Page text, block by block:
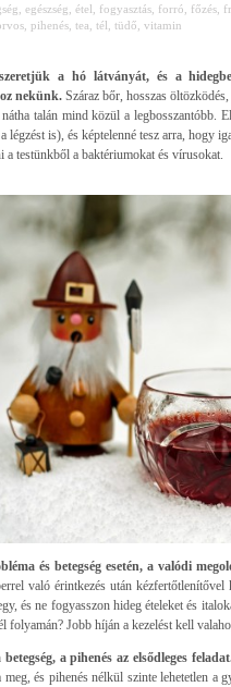
egészség étel fogyasztás, forró főzés,
, pihenés, tea tél tüdő vitamin
a hó látványát, és a
nekünk.Száraz bőr, hosszas
talán mind közül a legbosszantóbb.
légzést is), és képtelenné tesz arra, hogy
a testünkből a baktériumokat és vírusokat.
és betegség esetén, a valódi
való érintkezés után
és ne fogyasszon hideg ételeket és
folyamán? Jobb híján a kezelést kell
a pihenés az elsődleges
meg, és pihenés nélkül szinte lehetetlen